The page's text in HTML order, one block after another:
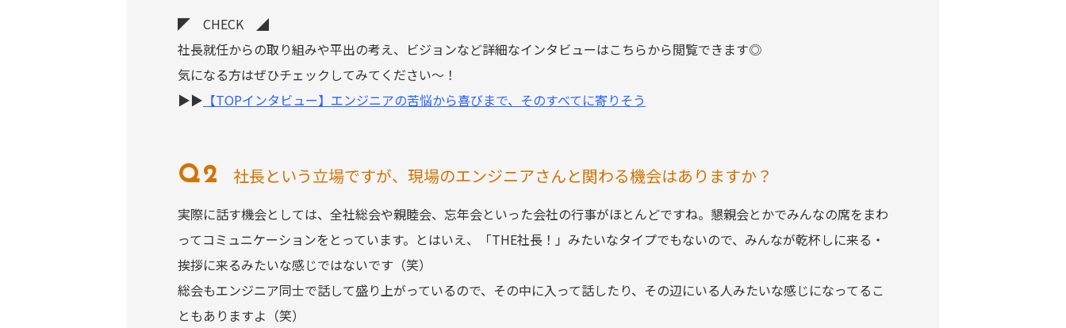
◤ CHECK ◢
社長就任からの取り組みや平出の考え、ビジョンなど詳細なインタビューはこちらから閲覧できます◎
気になる方はぜひチェックしてみてください～！
▶▶ 【TOPインタビュー】エンジニアの苦悩から喜びまで、そのすべてに寄りそう
社長という立場ですが、現場のエンジニアさんと関わる機会はありますか？
実際に話す機会としては、全社総会や親睦会、忘年会といった会社の行事がほとんどですね。懇親会とかでみんなの席をまわ
ってコミュニケーションをとっています。とはいえ、「THE社長！」みたいなタイプでもないので、みんなが乾杯しに来る・
挨拶に来るみたいな感じではないです（笑）
総会もエンジニア同士で話して盛り上がっているので、その中に入って話したり、その辺にいる人みたいな感じになってるこ
ともありますよ（笑）